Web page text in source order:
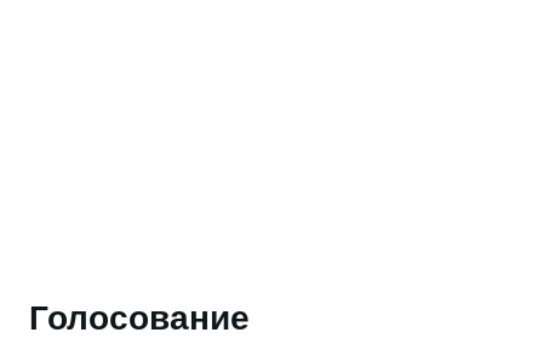
Голосование